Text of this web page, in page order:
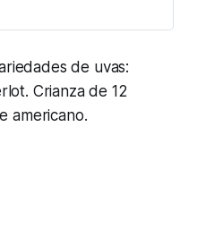
de uvas:
Crianza de 12
americano.